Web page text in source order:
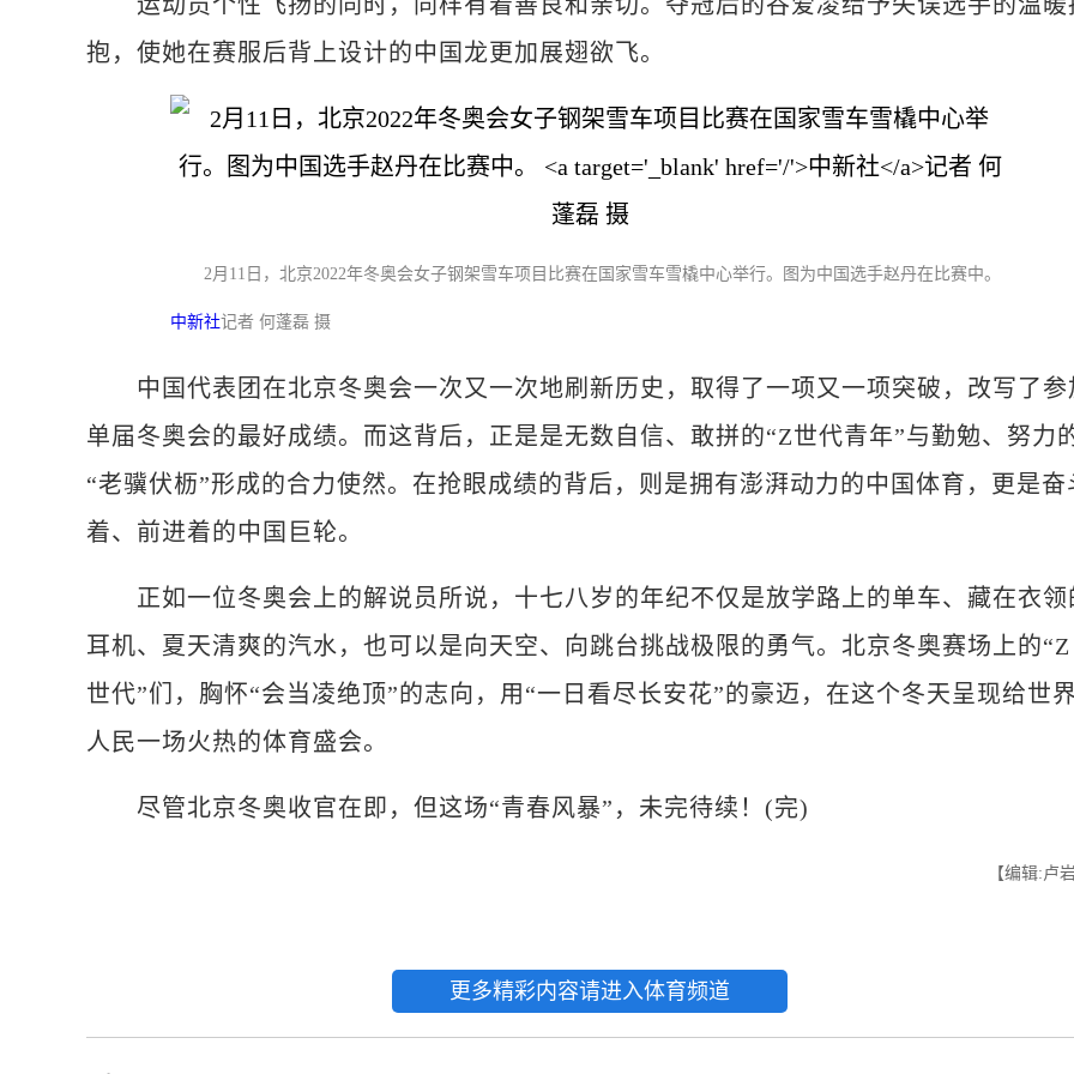
抱，使她在赛服后背上设计的中国龙更加展翅欲飞。
2月11日，北京2022年冬奥会女子钢架雪车项目比赛在国家雪车雪橇中心举行。图为中国选手赵丹在比赛中。
中新社记者 何蓬磊 摄
中国代表团在北京冬奥会一次又一次地刷新历史，取得了一项又一项突破，改写了参
单届冬奥会的最好成绩。而这背后，正是是无数自信、敢拼的“Z世代青年”与勤勉、努力
“老骥伏枥”形成的合力使然。在抢眼成绩的背后，则是拥有澎湃动力的中国体育，更是奋
着、前进着的中国巨轮。
正如一位冬奥会上的解说员所说，十七八岁的年纪不仅是放学路上的单车、藏在衣领
耳机、夏天清爽的汽水，也可以是向天空、向跳台挑战极限的勇气。北京冬奥赛场上的“Z
世代”们，胸怀“会当凌绝顶”的志向，用“一日看尽长安花”的豪迈，在这个冬天呈现给世界
人民一场火热的体育盛会。
尽管北京冬奥收官在即，但这场“青春风暴”，未完待续！(完)
【编辑:卢岩
更多精彩内容请进入体育频道